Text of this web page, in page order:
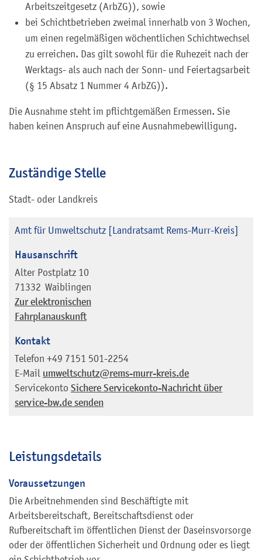
Arbeitszeitgesetz (ArbZG)), sowie
bei Schichtbetrieben zweimal innerhalb von 3 Wochen,
um einen regelmäßigen wöchentlichen Schichtwechsel
zu erreichen. Das gilt sowohl für die Ruhezeit nach der
Werktags- als auch nach der Sonn- und Feiertagsarbeit
(§ 15 Absatz 1 Nummer 4 ArbZG)).
Die Ausnahme steht im pflichtgemäßen Ermessen. Sie
haben keinen Anspruch auf eine Ausnahmebewilligung.
Zuständige Stelle
Stadt- oder Landkreis
Amt für Umweltschutz [Landratsamt Rems-Murr-Kreis]
Hausanschrift
Alter Postplatz 10
71332 Waiblingen
Zur elektronischen
Fahrplanauskunft
Kontakt
Telefon +49 7151 501-2254
E-Mail umweltschutz@rems-murr-kreis.de
Servicekonto Sichere Servicekonto-Nachricht über
service-bw.de senden
Leistungsdetails
Voraussetzungen
Die Arbeitnehmenden sind Beschäftigte mit
Arbeitsbereitschaft, Bereitschaftsdienst oder
Rufbereitschaft im öffentlichen Dienst der Daseinsvorsorge
oder der öffentlichen Sicherheit und Ordnung oder es liegt